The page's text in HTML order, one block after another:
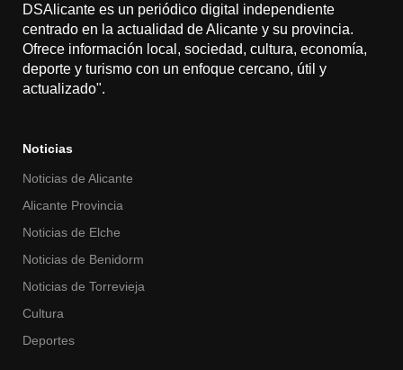
DSAlicante es un periódico digital independiente
centrado en la actualidad de Alicante y su provincia.
Ofrece información local, sociedad, cultura, economía,
deporte y turismo con un enfoque cercano, útil y
actualizado".
Noticias
Noticias de Alicante
Alicante Provincia
Noticias de Elche
Noticias de Benidorm
Noticias de Torrevieja
Cultura
Deportes